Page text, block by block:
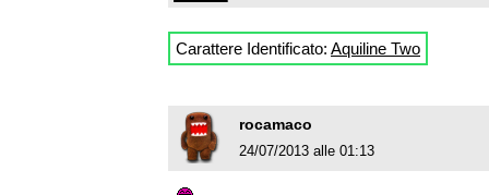
Carattere Identificato: Aquiline Two
rocamaco
24/07/2013 alle 01:13